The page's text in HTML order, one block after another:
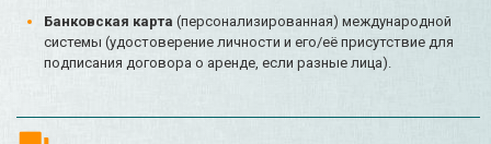
Банковская карта (персонализированная) международной
системы (удостоверение личности и его/её присутствие для
подписания договора о аренде, если разные лица).